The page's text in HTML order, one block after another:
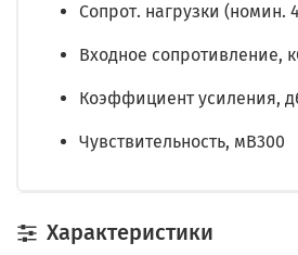
Сопрот. нагрузки (номин.
Входное сопротивление,
Коэффициент усиления,
Чувствительность, мВ300
Характеристики